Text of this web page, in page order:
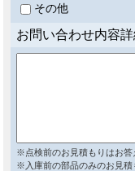
その他
お問い合わせ内容詳
※点検前のお見積もりはお答
※入庫前の部品のみのお見積